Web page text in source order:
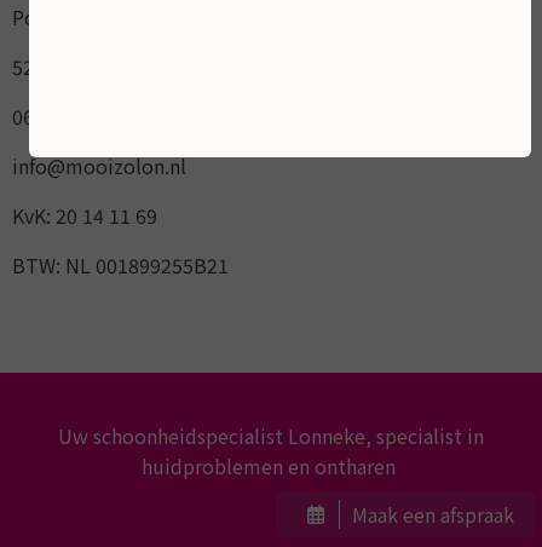
Pottenbakker 15
5236AL Empel / `s-Hertogenbosch
06 17 10 40 50
info@mooizolon.nl
KvK: 20 14 11 69
BTW: NL 001899255B21
Maak een afspraak
Uw schoonheidspecialist Lonneke, specialist in
huidproblemen en ontharen